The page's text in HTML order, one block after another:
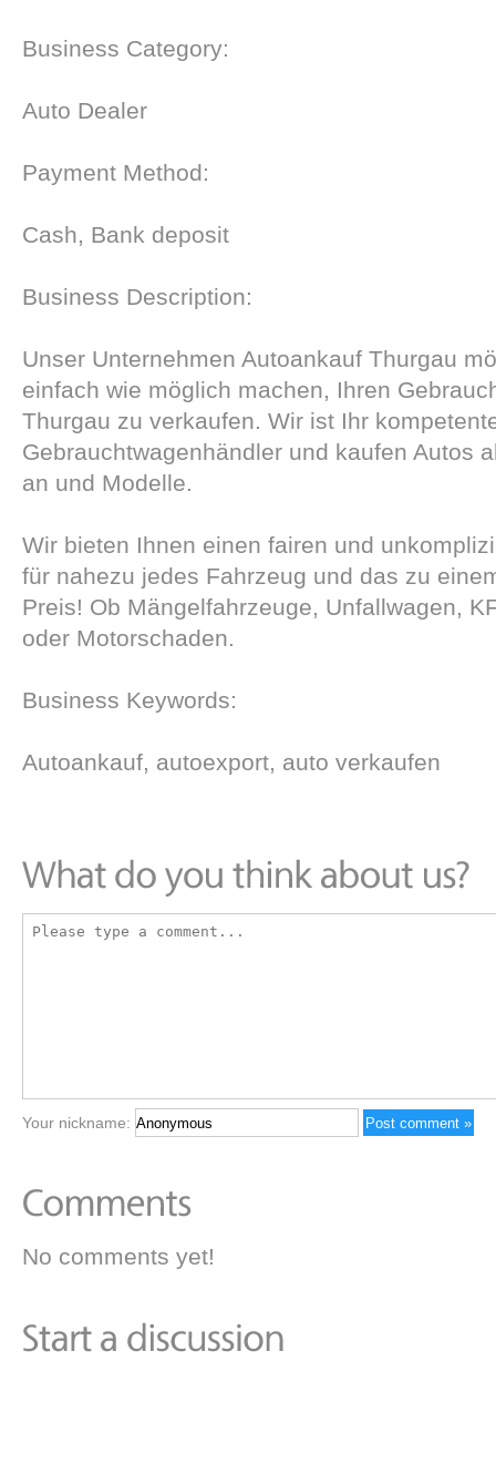
Business Category:
Auto Dealer
Payment Method:
Cash, Bank deposit
Business Description:
Unser Unternehmen Autoankauf Thurgau
einfach wie möglich machen, Ihren
Thurgau zu verkaufen. Wir ist Ihr
Gebrauchtwagenhändler und kaufen Autos
an und Modelle.
Wir bieten Ihnen einen fairen und
für nahezu jedes Fahrzeug und das zu
Preis! Ob Mängelfahrzeuge, Unfallwagen,
oder Motorschaden.
Business Keywords:
Autoankauf, autoexport, auto verkaufen
Your nickname:
No comments yet!